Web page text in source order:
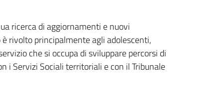
ricerca di aggiornamenti e nuovi
rivolto principalmente agli adolescenti,
che si occupa di sviluppare percorsi di
i Servizi Sociali territoriali e con il Tribunale